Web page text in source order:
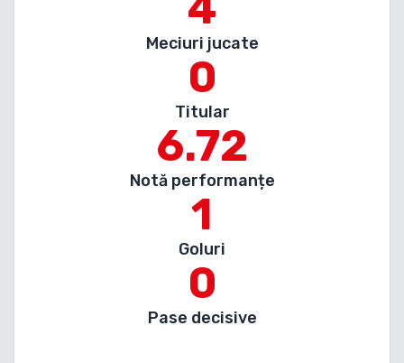
Meciuri jucate
0
Titular
6.72
Notă performanțe
1
Goluri
0
Pase decisive